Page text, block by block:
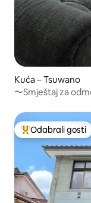
Kuća – Tsuwano
〜Smještaj za
Među najviše
Odabrali gosti